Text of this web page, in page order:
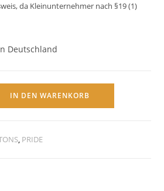
da Kleinunternehmer nach §19 (1)
Deutschland
IN DEN WARENKORB
, PRIDE